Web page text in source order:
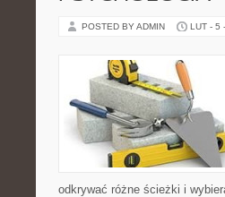
POSTED BY ADMIN LUT - 5
odkrywać różne ścieżki i